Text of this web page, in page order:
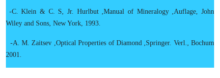
-C. Klein & C. S, Jr. Hurlbut,Manual of Mineralogy,Auflage, John
Wiley and Sons, New York, 1993.
-A. M. Zaitsev ,Optical Properties of Diamond,Springer. Verl., Bochum
2001.